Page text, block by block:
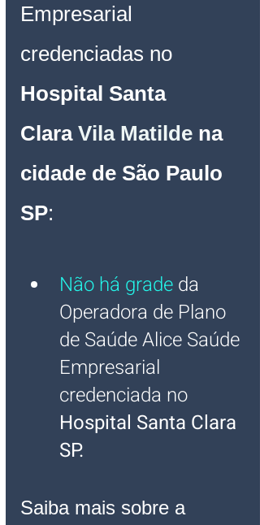
Empresarial
credenciadas no
Hospital Santa
Clara Vila Matilde na
cidade de São Paulo
SP:
Não há grade da
Operadora de Plano
de Saúde Alice Saúde
Empresarial
credenciada no
Hospital Santa Clara
SP.
Saiba mais sobre a